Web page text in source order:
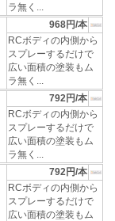
ラ無く...
968円/本
RCボディの内側から
スプレーするだけで
広い面積の塗装もム
ラ無く...
792円/本
RCボディの内側から
スプレーするだけで
広い面積の塗装もム
ラ無く...
792円/本
RCボディの内側から
スプレーするだけで
広い面積の塗装もム